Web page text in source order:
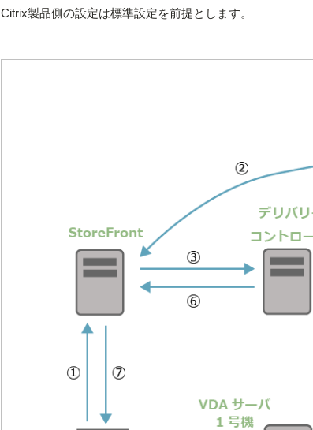
Citrix製品側の設定は標準設定を前提とします。